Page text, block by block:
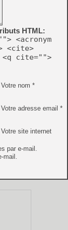
HTML:
<acronym
<cite>
<q cite="">
Votre nom *
Votre adresse email *
Votre site internet
par e-mail.
mail.